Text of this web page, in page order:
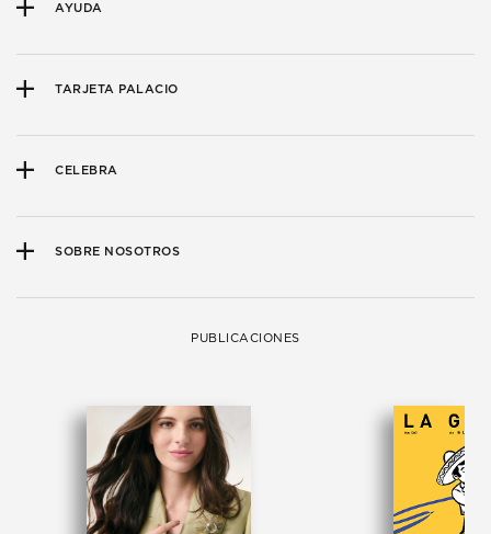
AYUDA
TARJETA PALACIO
CELEBRA
SOBRE NOSOTROS
PUBLICACIONES